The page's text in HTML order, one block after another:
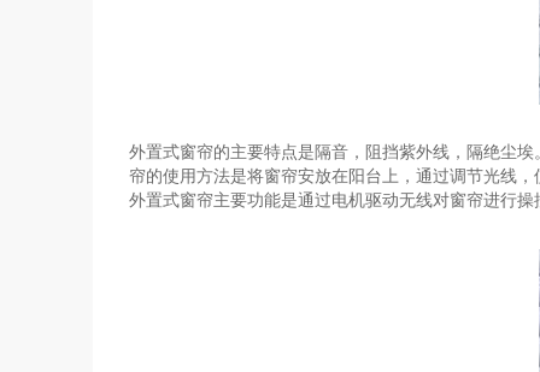
外置式窗帘的主要特点是隔音，阻挡紫外线，隔绝尘
帘的使用方法是将窗帘安放在阳台上，通过调节光线
外置式窗帘主要功能是通过电机驱动无线对窗帘进行